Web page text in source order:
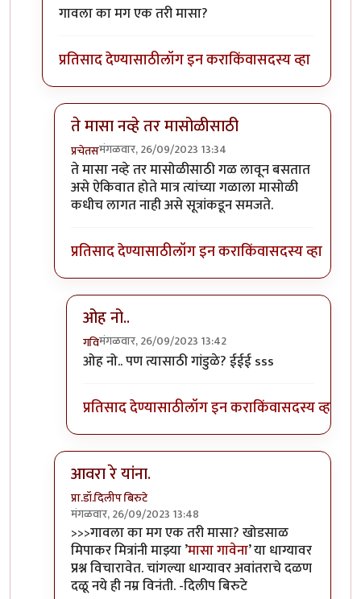
गावला का मग एक तरी मासा?
प्रतिसाद देण्यासाठीलॉग इन कराकिंवासदस्य व्हा
ते मासा नव्हे तर मासोळीसाठी
प्रचेतसमंगळवार, 26/09/2023 13:34
In reply toटपोरे गांडुळ आहेत, ही गांडुळंbyगवि
ते मासा नव्हे तर मासोळीसाठी गळ लावून बसतात
असे ऐकिवात होते मात्र त्यांच्या गळाला मासोळी
कधीच लागत नाही असे सूत्रांकडून समजते.
प्रतिसाद देण्यासाठीलॉग इन कराकिंवासदस्य व्हा
ओह नो..
गविमंगळवार, 26/09/2023 13:42
In reply toते मासा नव्हे तर मासोळीसाठी
ओह नो.. पण त्यासाठी गांडुळे? ईईई sss
प्रतिसाद देण्यासाठीलॉग इन कराकिंवासदस्य व्हा
आवरा रे यांना.
प्रा.डॉ.दिलीप बिरुटे
मंगळवार, 26/09/2023 13:48
In reply toटपोरे गांडुळ आहेत, ही गांडुळंby
>>>गावला का मग एक तरी मासा? खोडसाळ
मिपाकर मित्रांनी माझ्या ’मासा गावेना’ या धाग्यावर
प्रश्न विचारावेत. चांगल्या धाग्यावर अवांतराचे दळण
दळू नये ही नम्र विनंती. -दिलीप बिरुटे